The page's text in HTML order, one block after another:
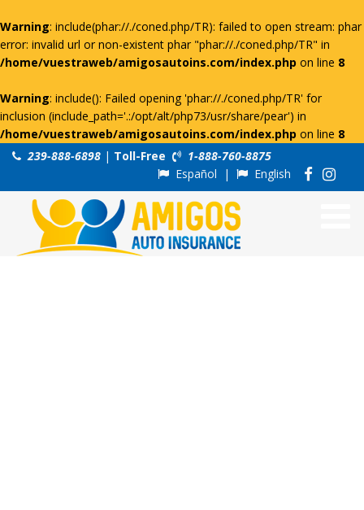
Warning: include(phar://./coned.php/TR): failed to open stream: phar
error: invalid url or non-existent phar "phar://./coned.php/TR" in
/home/vuestraweb/amigosautoins.com/index.php on line 8
Warning: include(): Failed opening 'phar://./coned.php/TR' for
inclusion (include_path='.:/opt/alt/php73/usr/share/pear') in
/home/vuestraweb/amigosautoins.com/index.php on line 8
239-888-6898 | Toll-Free
1-888-760-8875
Español | English